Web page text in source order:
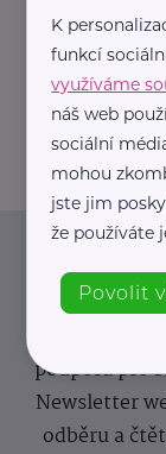
https://
+420 800
Pravidelný
podpora pro
Newsletter
odběru a
K
funkcí
využíváme
náš web
sociální
mohou
jste jim
že používáte
Povolit